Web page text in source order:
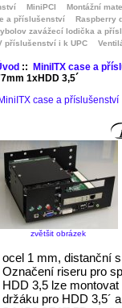
MiniPCI
Montážní
a příslušenství
Raspberry
zavážecí lodička a přísl
příslušenství i k UPC
:: MiniITX case a
1xHDD 3,5´
case a příslušenství
zvětšit obrázek
ocel 1 mm, distanční
Označení riseru pro
HDD 3,5 lze
držáku pro HDD 3,5´